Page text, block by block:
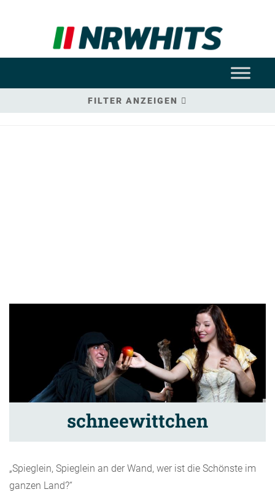
FILTER ANZEIGEN
schneewittchen
„Spieglein, Spieglein an der Wand, wer ist die Schönste im
ganzen Land?“